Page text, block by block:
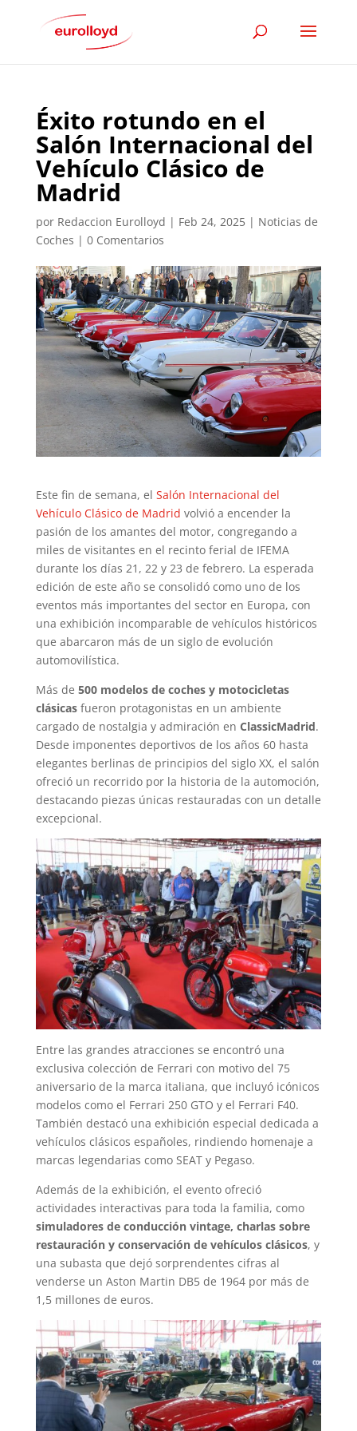
Éxito rotundo en el
Salón Internacional del
Vehículo Clásico de
Madrid
por Redaccion Eurolloyd | Feb 24, 2025| Noticias de
Coches | 0 Comentarios
Este fin de semana, el Salón Internacional del
Vehículo Clásico de Madrid volvió a encender la
pasión de los amantes del motor, congregando a
miles de visitantes en el recinto ferial de IFEMA
durante los días 21, 22 y 23 de febrero. La esperada
edición de este año se consolidó como uno de los
eventos más importantes del sector en Europa, con
una exhibición incomparable de vehículos históricos
que abarcaron más de un siglo de evolución
automovilística.
Más de 500 modelos de coches y motocicletas
clásicasfueron protagonistas en un ambiente
cargado de nostalgia y admiración en ClassicMadrid.
Desde imponentes deportivos de los años 60 hasta
elegantes berlinas de principios del siglo XX, el salón
ofreció un recorrido por la historia de la automoción,
destacando piezas únicas restauradas con un detalle
excepcional.
Entre las grandes atracciones se encontró una
exclusiva colección de Ferrari con motivo del 75
aniversario de la marca italiana, que incluyó icónicos
modelos como el Ferrari 250 GTO y el Ferrari F40.
También destacó una exhibición especial dedicada a
vehículos clásicos españoles, rindiendo homenaje a
marcas legendarias como SEAT y Pegaso.
Además de la exhibición, el evento ofreció
actividades interactivas para toda la familia, como
simuladores de conducción vintage, charlas sobre
restauración y conservación de vehículos clásicos, y
una subasta que dejó sorprendentes cifras al
venderse un Aston Martin DB5 de 1964 por más de
1,5 millones de euros.